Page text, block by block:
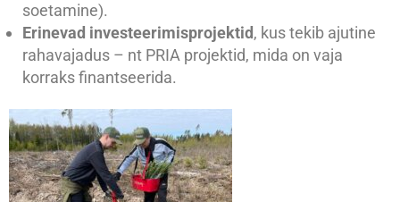
soetamine).
Erinevad investeerimisprojektid, kus tekib ajutine
rahavajadus – nt PRIA projektid, mida on vaja
korraks finantseerida.